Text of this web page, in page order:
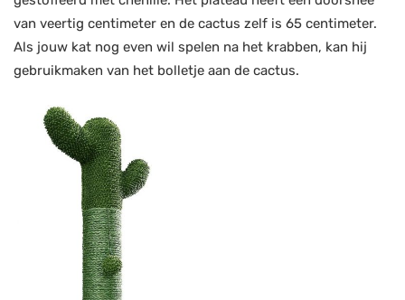
van veertig centimeter en de cactus zelf is 65 centimeter.
Als jouw kat nog even wil spelen na het krabben, kan hij
gebruikmaken van het bolletje aan de cactus.